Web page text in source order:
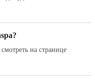
на странице